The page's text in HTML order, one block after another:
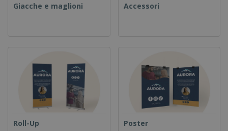
Giacche e maglioni Accessori
Roll-Up Poster